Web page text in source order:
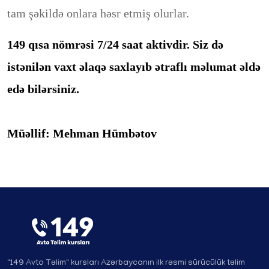
tam şəkildə onlara həsr etmiş olurlar.
149 qısa nömrəsi 7/24 saat aktivdir. Siz də
istənilən vaxt əlaqə saxlayıb ətraflı məlumat əldə
edə bilərsiniz.
Müəllif: Mehman Hümbətov
"149 Avto Təlim" kursları Azərbaycanın ilk rəsmi sürücülük təlim